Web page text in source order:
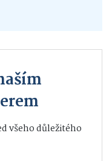
všeho důležitého